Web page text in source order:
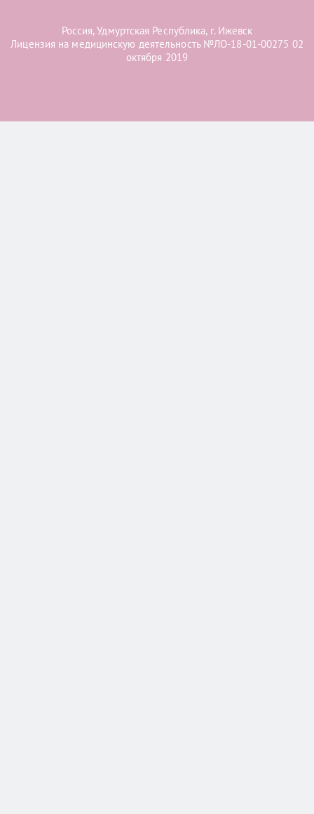
Россия, Удмуртская Республика, г. Ижевск
Лицензия на медицинскую деятельность №ЛО-18-01-00275 02
октября 2019